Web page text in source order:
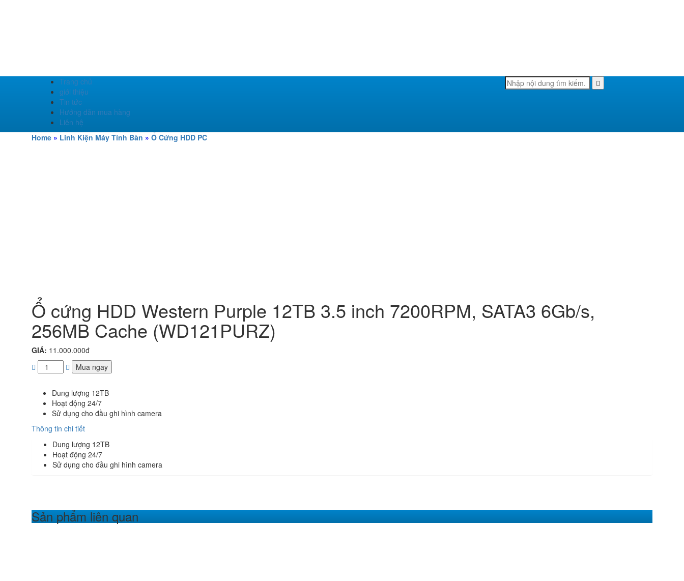
Trang chủ
giới thiệu
Tin tức
Hướng dẫn mua hàng
Liên hệ
Tìm
kiếm:
Home » Linh Kiện Máy Tính Bàn » Ổ Cứng HDD PC
Ổ cứng HDD Western Purple 12TB 3.5 inch 7200RPM, SATA3 6Gb/s,
256MB Cache (WD121PURZ)
GIÁ: 11.000.000đ
Mua ngay
Dung lượng 12TB
Hoạt động 24/7
Sử dụng cho đầu ghi hình camera
Thông tin chi tiết
Dung lượng 12TB
Hoạt động 24/7
Sử dụng cho đầu ghi hình camera
Sản phẩm liên quan